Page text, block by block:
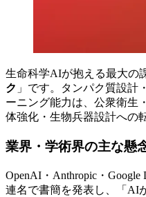
生命科学AIが抱える最大の
ク 」です。タンパク質設計
ーニング能力は、公衆衛生
体強化・生物兵器設計への
業界・学術界の主な懸
OpenAI・Anthropic・Google
連名で書簡を発表し、「AI